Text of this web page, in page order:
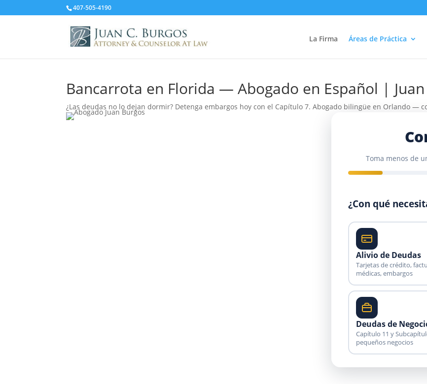
407-505-4190
La Firma Áreas de Práctica
Bancarrota en Florida — Abogado en Español |
¿Las deudas no lo dejan dormir? Detenga embargos hoy con el Capítulo 7. Abogado bilingüe en Orlando —
Toma menos de
¿Con qué
Alivio de Deudas
Tarjetas de crédito,
médicas, embargos
Deudas de
Capítulo 11 y
pequeños negocios